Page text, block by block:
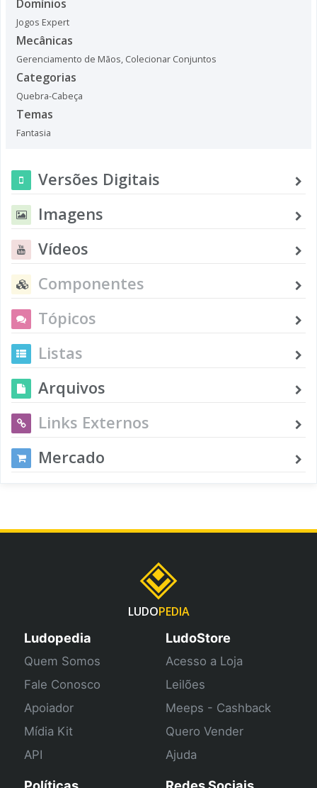
Domínios
Jogos Expert
Mecânicas
Gerenciamento de Mãos, Colecionar Conjuntos
Categorias
Quebra-Cabeça
Temas
Fantasia
Versões Digitais
Imagens
Vídeos
Componentes
Tópicos
Listas
Arquivos
Links Externos
Mercado
LUDOPEDIA
Ludopedia
Quem Somos
Fale Conosco
Apoiador
Mídia Kit
API
LudoStore
Acesso a Loja
Leilões
Meeps - Cashback
Quero Vender
Ajuda